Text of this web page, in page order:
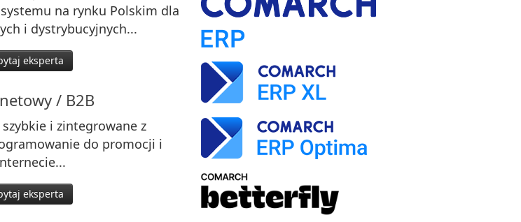
na rynku Polskim dla
i dystrybucyjnych...
eksperta
/ B2B
i zintegrowane z
do promocji i
eksperta